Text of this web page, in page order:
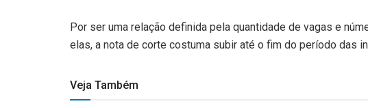
Por ser uma relação definida pela quantidade de vagas e
elas, a nota de corte costuma subir até o fim do período das
Veja Também